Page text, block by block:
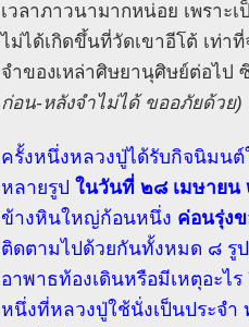
เวลาภาวนามากหน่อย เพราะ
ไม่ได้เกิดขึ้นที่วัดเขาอีโต้ เท่า
จำของเหล่าศิษยานุศิษย์ต่อไป
ก่อน-หลังจำไม่ได้ ขออภัยด้วย)
ครั้งหนึ่งหลวงปู่ได้รับกิจนิมน
หลายรูป ในวันที่ ๒๘ เมษาย
ข้างหินใหญ่ก้อนหนึ่ง ค่อนรุ่ง
ติดตามไปด้วยกันทั้งหมด ๘ รู
อาพาธท้องเดินหรือมีเหตุอะไ
หนึ่งที่หลวงปู่ใช้นั่งเป็นประจำ